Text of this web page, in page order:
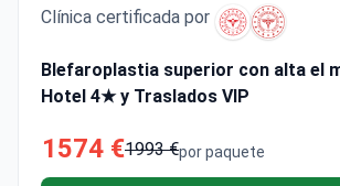
Clínica certificada por
Blefaroplastia superior con alta el
Hotel 4★ y Traslados VIP
por paquete
1993 €
1574 €